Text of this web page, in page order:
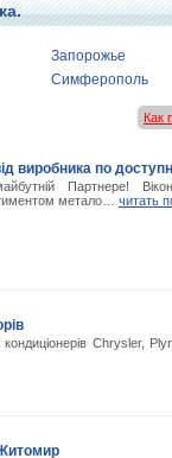
Запорожье
Симферополь
Как
виробника по
Партнере!
метало… читать
Chrysler,